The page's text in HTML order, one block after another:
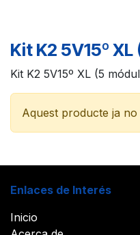
Kit K2 5V15º
Kit K2 5V15º XL (5
Aquest producte ja no
Enlaces de Interés
Inicio